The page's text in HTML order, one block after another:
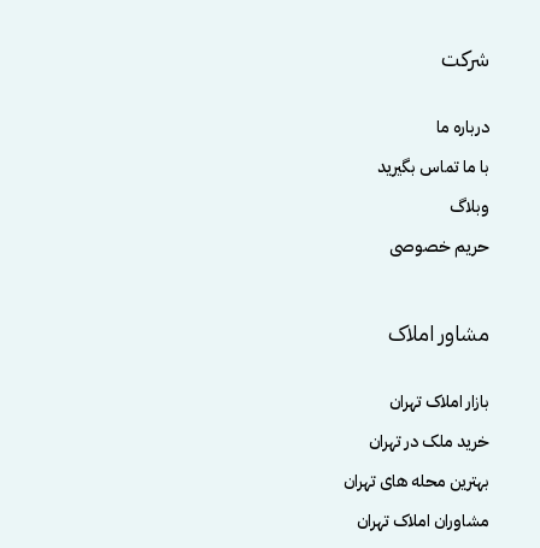
شرکت
درباره ما
با ما تماس بگیرید
وبلاگ
حریم خصوصی
مشاور املاک
بازار املاک تهران
خرید ملک در تهران
بهترین محله های تهران
مشاوران املاک تهران